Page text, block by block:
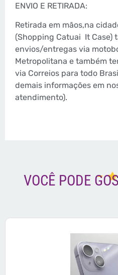
ENVIO E RETIRADA:
Retirada em mãos,na
(Shopping Catuai It Case)
envios/entregas via
Metropolitana e também
via Correios para todo
demais informações em
atendimento).
VOCÊ PODE